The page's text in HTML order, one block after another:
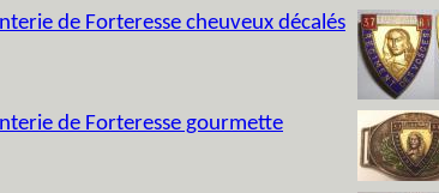
de Forteresse cheuveux décalés
de Forteresse gourmette